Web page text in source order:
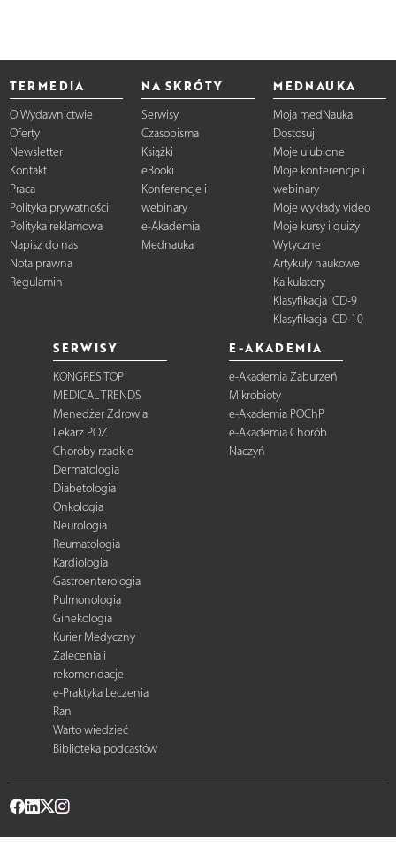
TERMEDIA
O Wydawnictwie
Oferty
Newsletter
Kontakt
Praca
Polityka prywatności
Polityka reklamowa
Napisz do nas
Nota prawna
Regulamin
NA SKRÓTY
Serwisy
Czasopisma
Książki
eBooki
Konferencje i
webinary
e-Akademia
Mednauka
MEDNAUKA
Moja medNauka
Dostosuj
Moje ulubione
Moje konferencje i
webinary
Moje wykłady video
Moje kursy i quizy
Wytyczne
Artykuły naukowe
Kalkulatory
Klasyfikacja ICD-9
Klasyfikacja ICD-10
SERWISY
KONGRES TOP
MEDICAL TRENDS
Menedżer Zdrowia
Lekarz POZ
Choroby rzadkie
Dermatologia
Diabetologia
Onkologia
Neurologia
Reumatologia
Kardiologia
Gastroenterologia
Pulmonologia
Ginekologia
Kurier Medyczny
Zalecenia i
rekomendacje
e-Praktyka Leczenia
Ran
Warto wiedzieć
Biblioteka podcastów
E-AKADEMIA
e-Akademia Zaburzeń
Mikrobioty
e-Akademia POChP
e-Akademia Chorób
Naczyń